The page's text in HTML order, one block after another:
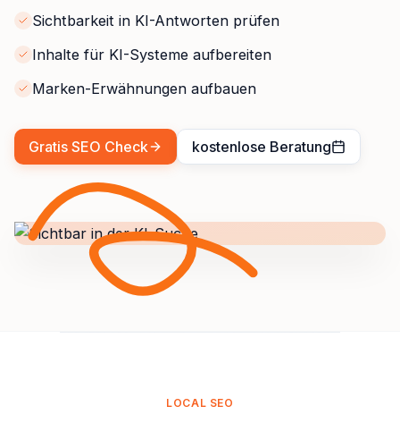
Sichtbarkeit in KI-Antworten prüfen
Inhalte für KI-Systeme aufbereiten
Marken-Erwähnungen aufbauen
Gratis SEO Check kostenlose Beratung
LOCAL SEO